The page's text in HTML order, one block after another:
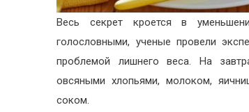
Весь секрет кроется в
голословными, ученые провели
проблемой лишнего веса. На
овсяными хлопьями, молоком,
соком.